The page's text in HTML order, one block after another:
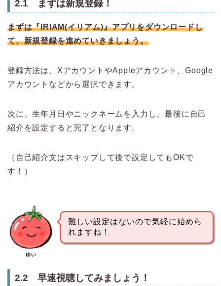
2.1 まずは新規登録！
まずは『IRIAM(イリアム)』アプリをダウンロードし
て、新規登録を進めていきましょう。
登録方法は、XアカウントやAppleアカウント、Google
アカウントなどから選択できます。
次に、生年月日やニックネームを入力し、最後に自己
紹介を設定すると完了となります。
（自己紹介文はスキップして後で設定してもOKで
す！）
ゆい
難しい設定はないので気軽に始めら
れますね！
2.2 早速視聴してみましょう！